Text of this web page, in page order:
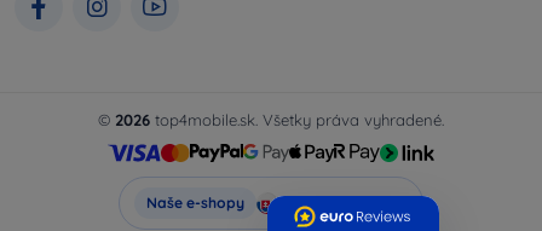
© 2026 top4mobile.sk. Všetky práva vyhradené.
Naše e-shopy Top4Mobile.sk